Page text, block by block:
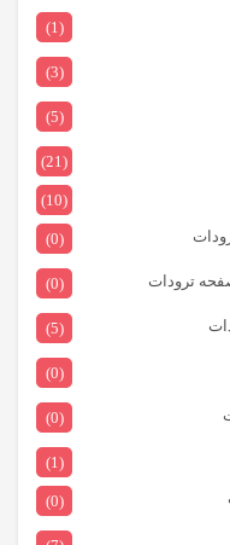
(1)
(3)
(5)
(21)
(10)
(0)
ترودات (0)
(5)
(0)
(0)
(1)
(0)